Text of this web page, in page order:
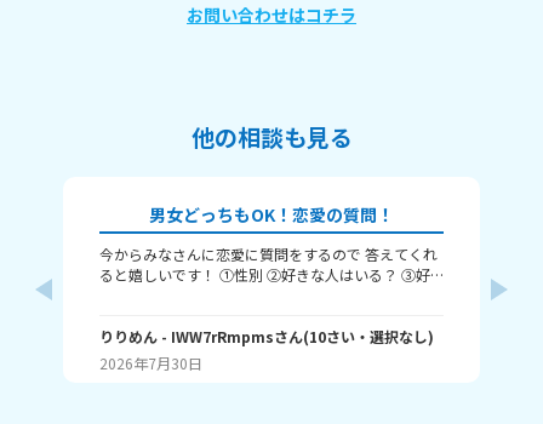
お問い合わせはコチラ
他の相談も見る
男女どっちもOK！恋愛の質問！
今からみなさんに恋愛に質問をするので 答えてくれ
ると嬉しいです！ ①性別 ②好きな人はいる？ ③好
す！ 最後まで見てくれてありがとう！ ではバイバ
イ！
りりめん - IWW7rRmpmsさん(10さい・ 選択なし)
2026年7月30日